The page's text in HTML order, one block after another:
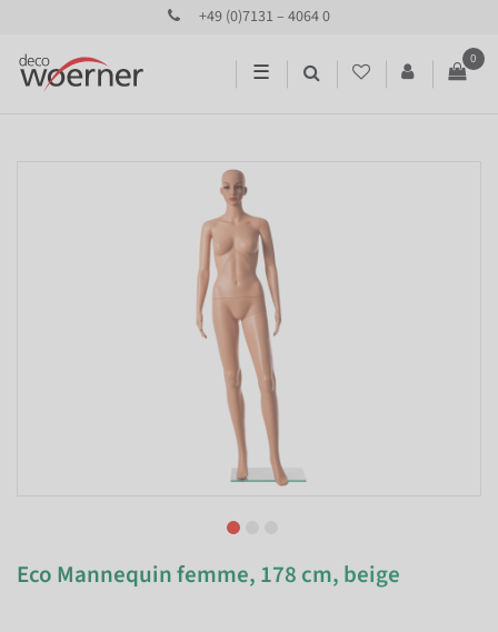
+49 (0)7131 – 4064 0
☰
0
Eco Mannequin femme, 178 cm, beige